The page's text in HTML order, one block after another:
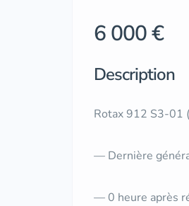
6 000 €
Description
Rotax 912 S3-01
— Dernière
— 0 heure après